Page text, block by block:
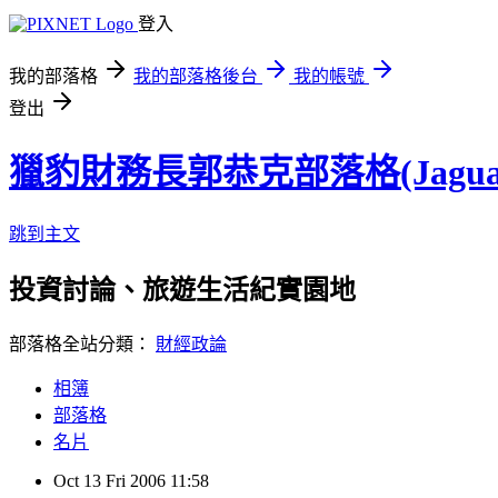
登入
我的部落格 我的部落格後台
我的帳號
登出
獵豹財務長郭恭克部落格
跳到主文
投資討論、旅遊生活紀實園地
部落格全站分類： 財經政論
相簿
部落格
名片
Oct 13 Fri 2006 11:58